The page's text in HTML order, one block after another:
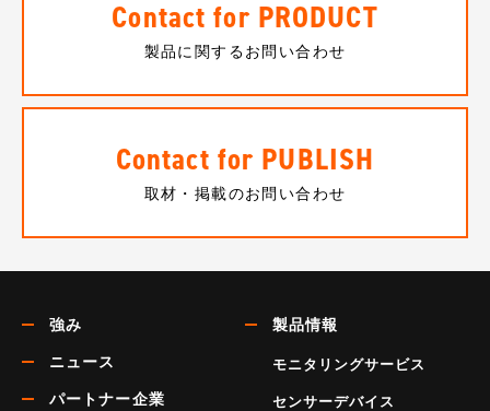
Contact for PRODUCT
製品に関するお問い合わせ
Contact for PUBLISH
取材・掲載のお問い合わせ
強み
ニュース
パートナー企業
製品情報
モニタリングサービス
センサーデバイス